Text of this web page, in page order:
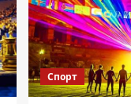
Спорт